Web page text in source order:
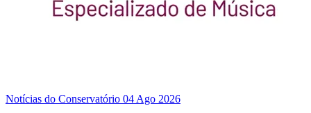
Notícias do Conservatório 04 Ago 2026